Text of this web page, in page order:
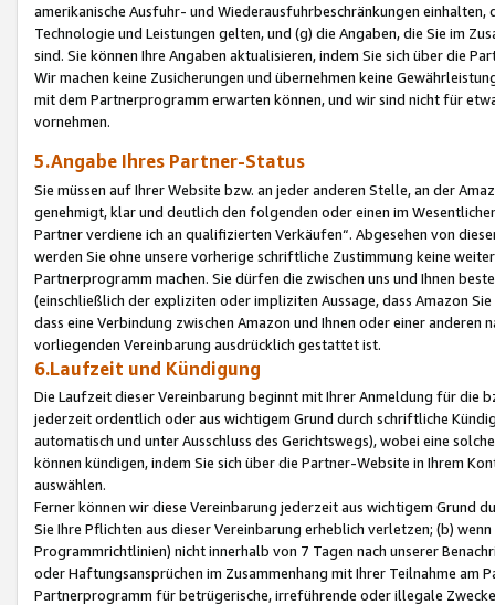
amerikanische Ausfuhr- und Wiederausfuhrbeschränkungen
Technologie und Leistungen gelten, und (g) die Angaben, die Sie im
sind. Sie können Ihre Angaben aktualisieren, indem Sie sich über die
Wir machen keine Zusicherungen und übernehmen keine
mit dem Partnerprogramm erwarten können, und wir sind nicht für
vornehmen.
5.Angabe Ihres Partner-Status
Sie müssen auf Ihrer Website bzw. an jeder anderen Stelle, an der
genehmigt, klar und deutlich den folgenden oder einen im
Partner verdiene ich an qualifizierten Verkäufen“. Abgesehen von
werden Sie ohne unsere vorherige schriftliche Zustimmung keine
Partnerprogramm machen. Sie dürfen die zwischen uns und Ihnen
(einschließlich der expliziten oder impliziten Aussage, dass Amazon
dass eine Verbindung zwischen Amazon und Ihnen oder einer
vorliegenden Vereinbarung ausdrücklich gestattet ist.
6.Laufzeit und Kündigung
Die Laufzeit dieser Vereinbarung beginnt mit Ihrer Anmeldung für die
jederzeit ordentlich oder aus wichtigem Grund durch schriftliche
automatisch und unter Ausschluss des Gerichtswegs), wobei eine
können kündigen, indem Sie sich über die Partner-Website in Ihrem
auswählen.
Ferner können wir diese Vereinbarung jederzeit aus wichtigem Grund
Sie Ihre Pflichten aus dieser Vereinbarung erheblich verletzen; (b)
Programmrichtlinien) nicht innerhalb von 7 Tagen nach unserer
oder Haftungsansprüchen im Zusammenhang mit Ihrer Teilnahme am
Partnerprogramm für betrügerische, irreführende oder illegale